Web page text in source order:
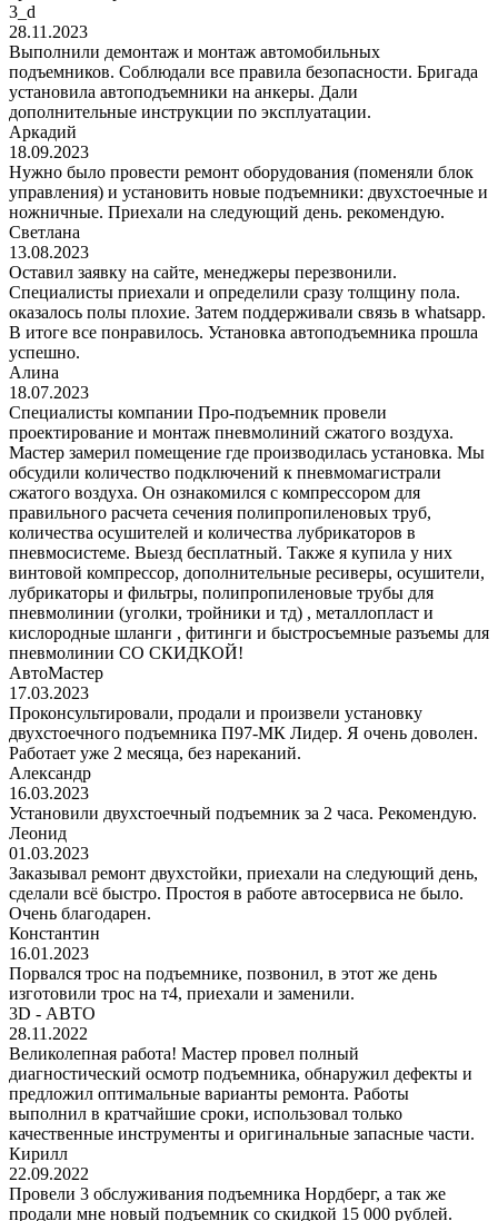
3_d
28.11.2023
Выполнили демонтаж и монтаж автомобильных
подъемников. Соблюдали все правила безопасности. Бригада
установила автоподъемники на анкеры. Дали
дополнительные инструкции по эксплуатации.
Аркадий
18.09.2023
Нужно было провести ремонт оборудования (поменяли блок
управления) и установить новые подъемники: двухстоечные и
ножничные. Приехали на следующий день. рекомендую.
Светлана
13.08.2023
Оставил заявку на сайте, менеджеры перезвонили.
Специалисты приехали и определили сразу толщину пола.
оказалось полы плохие. Затем поддерживали связь в whatsapp.
В итоге все понравилось. Установка автоподъемника прошла
успешно.
Алина
18.07.2023
Специалисты компании Про-подъемник провели
проектирование и монтаж пневмолиний сжатого воздуха.
Мастер замерил помещение где производилась установка. Мы
обсудили количество подключений к пневмомагистрали
сжатого воздуха. Он ознакомился с компрессором для
правильного расчета сечения полипропиленовых труб,
количества осушителей и количества лубрикаторов в
пневмосистеме. Выезд бесплатный. Также я купила у них
винтовой компрессор, дополнительные ресиверы, осушители,
лубрикаторы и фильтры, полипропиленовые трубы для
пневмолинии (уголки, тройники и тд) , металлопласт и
кислородные шланги , фитинги и быстросъемные разъемы для
пневмолинии СО СКИДКОЙ!
АвтоМастер
17.03.2023
Проконсультировали, продали и произвели установку
двухстоечного подъемника П97-МК Лидер. Я очень доволен.
Работает уже 2 месяца, без нареканий.
Александр
16.03.2023
Установили двухстоечный подъемник за 2 часа. Рекомендую.
Леонид
01.03.2023
Заказывал ремонт двухстойки, приехали на следующий день,
сделали всё быстро. Простоя в работе автосервиса не было.
Очень благодарен.
Константин
16.01.2023
Порвался трос на подъемнике, позвонил, в этот же день
изготовили трос на т4, приехали и заменили.
3D - АВТО
28.11.2022
Великолепная работа! Мастер провел полный
диагностический осмотр подъемника, обнаружил дефекты и
предложил оптимальные варианты ремонта. Работы
выполнил в кратчайшие сроки, использовал только
качественные инструменты и оригинальные запасные части.
Кирилл
22.09.2022
Провели 3 обслуживания подъемника Нордберг, а так же
продали мне новый подъемник со скидкой 15 000 рублей.